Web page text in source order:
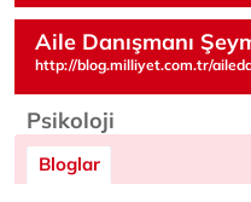
Aile Danışmanı
http://blog.milliyet.com.tr/
Psikoloji
Bloglar